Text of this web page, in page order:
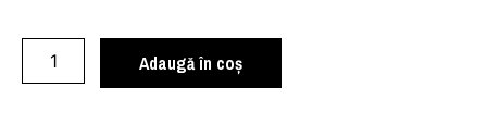
Adaugă în coș